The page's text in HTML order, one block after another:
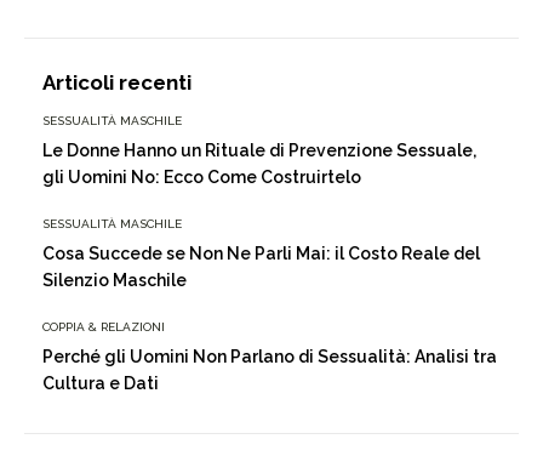
Articoli recenti
SESSUALITÀ MASCHILE
Le Donne Hanno un Rituale di Prevenzione Sessuale,
gli Uomini No: Ecco Come Costruirtelo
SESSUALITÀ MASCHILE
Cosa Succede se Non Ne Parli Mai: il Costo Reale del
Silenzio Maschile
COPPIA & RELAZIONI
Perché gli Uomini Non Parlano di Sessualità: Analisi tra
Cultura e Dati